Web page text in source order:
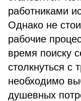
работниками
Однако не
рабочие
время поиску
столкнуться с
необходимо
душевных